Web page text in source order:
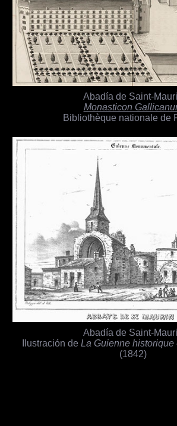
Abadía de Saint-
Monasticon
Bibliothèque nationale de
Abadía de Saint-
Ilustración de La Guienne historique
(1842)